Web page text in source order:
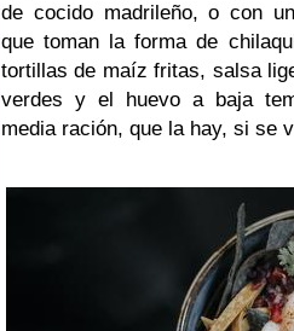
de cocido madrileño, o con
que toman la forma de
tortillas de maíz fritas, salsa
verdes y el huevo a baja
media ración, que la hay, si se